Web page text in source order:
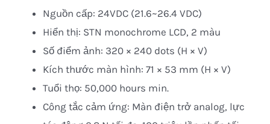
Nguồn cấp: 24VDC (21.6~26.4 VDC)
Hiển thị: STN monochrome LCD, 2 màu
Số điểm ảnh: 320 × 240 dots (H × V)
Kích thước màn hình: 71 × 53 mm (H × V)
Tuổi thọ: 50,000 hours min.
Công tắc cảm ứng: Màn điện trở analog, lực